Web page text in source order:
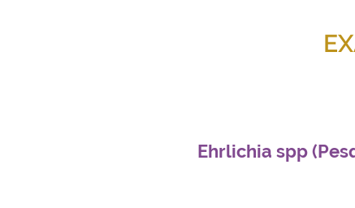
Ehrlichia spp